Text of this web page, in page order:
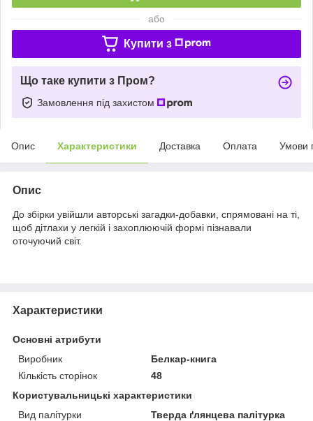
або
Купити з
Що таке купити з Пром?
Замовлення під захистом
Опис Характеристики Доставка Оплата Умови
Опис
До збірки увійшли авторські загадки-добавки, спрямовані на ті,
щоб дітлахи у легкій і захоплюючій формі пізнавали
оточуючий світ.
Характеристики
Основні атрибути
Виробник
Белкар-книга
Кількість сторінок
48
Користувальницькі характеристики
Вид палітурки
Тверда ґлянцева палітурка